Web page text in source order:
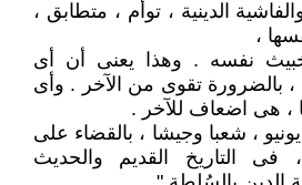
الدينية ، توأم ، متطابق ،
،
نفسه . وهذا يعنى أن أى
، بالضرورة تقوى من الآخر . وأى
، هى اضعاف للآخر .
ثورة مصر 30 يونيو ، شعبا وجيشا ، بالقضاء على
، فى التاريخ القديم والحديث